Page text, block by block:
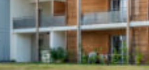
Notre équipe
Nos références
Qui sommes-nous ?